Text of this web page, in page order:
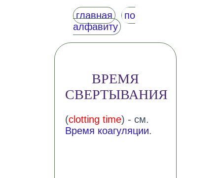
главная
по
алфавиту
ВРЕМЯ
СВЕРТЫВАНИЯ
(clotting time) - см.
Время коагуляции.